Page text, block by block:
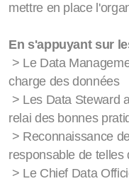
mettre en place
En s'appuyant sur
> Le Data
charge des données
> Les Data Steward
relai des bonnes
> Reconnaissance
responsable de telles
> Le Chief Data